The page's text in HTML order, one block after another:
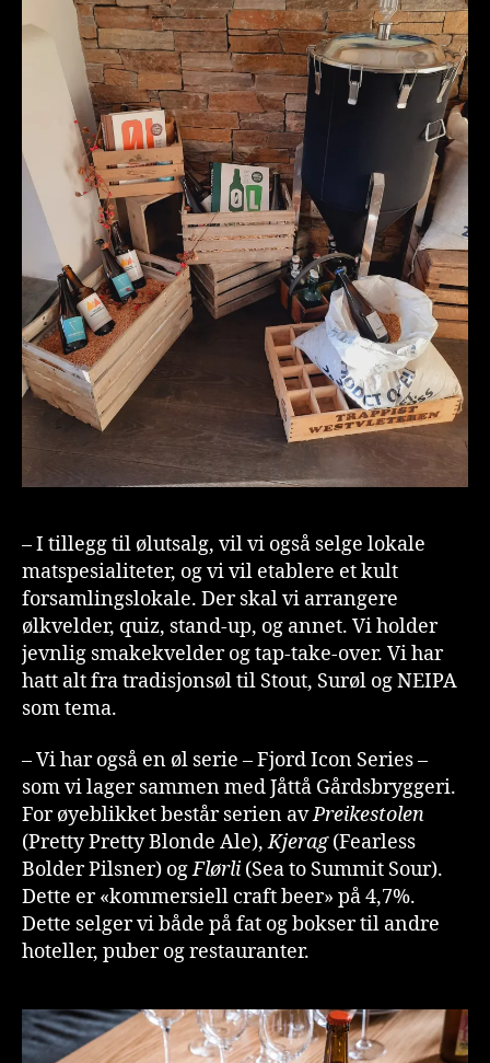
– I tillegg til ølutsalg, vil vi også selge lokale
matspesialiteter, og vi vil etablere et kult
forsamlingslokale. Der skal vi arrangere
ølkvelder, quiz, stand-up, og annet. Vi holder
jevnlig smakekvelder og tap-take-over. Vi har
hatt alt fra tradisjonsøl til Stout, Surøl og NEIPA
som tema.
– Vi har også en øl serie – Fjord Icon Series –
som vi lager sammen med Jåttå Gårdsbryggeri.
For øyeblikket består serien avPreikestolen
(Pretty Pretty Blonde Ale),Kjerag(Fearless
Bolder Pilsner) ogFlørli (Sea to Summit Sour).
Dette er «kommersiell craft beer» på 4,7%.
Dette selger vi både på fat og bokser til andre
hoteller, puber og restauranter.